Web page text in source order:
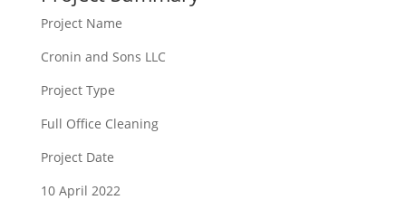
Project Name
Cronin and Sons LLC
Project Type
Full Office Cleaning
Project Date
10 April 2022